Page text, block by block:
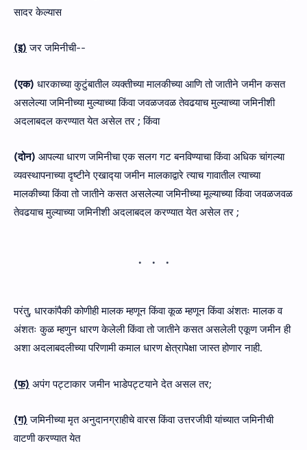
सादर केल्यास
(इ) जर जमिनीची--
(एक) धारकाच्‍या कुटुंबातील व्‍यक्‍तीच्‍या मालकीच्‍या आणि तो जातीने जमीन कसत
असलेल्‍या जमिनीच्‍या मुल्‍याच्‍या किंवा जवळजवळ तेवढयाच मुल्याच्या जमिनीशी
अदलाबदल करण्‍यात येत असेल तर ; किंवा
(दोन) आपल्या धारण जमिनीचा एक सलग गट बनविण्‍याचा किंवा अधिक चांगल्या
व्यवस्थापनाच्‍या दृष्‍टीने एखाद्‍या जमीन मालकाद्वारे त्याच गावातील त्याच्या
मालकीच्‍या किंवा तो जातीने कसत असलेल्या जमिनीच्या मूल्याच्या किंवा जवळजवळ
तेवढयाच मुल्याच्या जमिनीशी अदलाबदल करण्‍यात येत असेल तर ;
परंतु, धारकांपैकी कोणीही मालक म्हणून किंवा कूळ म्हणून किंवा अंशतः मालक व
अंशतः कुळ म्‍हणुन धारण केलेली किंवा तो जातीने कसत असलेली एकूण जमीन ही
अशा अदलाबदलीच्या परिणामी कमाल धारण क्षेत्रापेक्षा जास्त होणार नाही.
(फ) अपंग पट्टाकार जमीन भाडेपट्टयाने देत असल तर;
(ग) जमिनीच्या मृत अनुदानग्राहीचे वारस किंवा उत्तरजीवी यांच्यात जमिनीची
वाटणी करण्यात येत